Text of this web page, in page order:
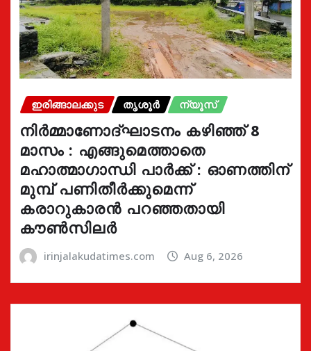
ഇരിങ്ങാലക്കുട തൃശൂർ ന്യൂസ്
നിർമ്മാണോദ്ഘാടനം കഴിഞ്ഞ് 8
മാസം : എങ്ങുമെത്താതെ
മഹാത്മാഗാന്ധി പാർക്ക് : ഓണത്തിന്
മുമ്പ് പണിതീർക്കുമെന്ന്
കരാറുകാരൻ പറഞ്ഞതായി
കൗൺസിലർ
irinjalakudatimes.com Aug 6, 2026